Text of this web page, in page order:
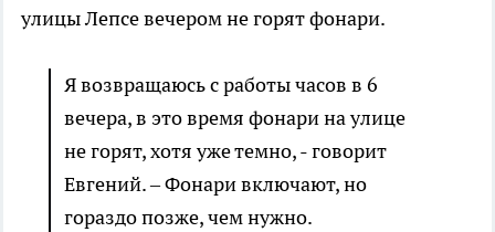
улицы Лепсе вечером не горят фонари.
Я возвращаюсь с работы часов в 6
вечера, в это время фонари на улице
не горят, хотя уже темно, - говорит
Евгений. – Фонари включают, но
гораздо позже, чем нужно.